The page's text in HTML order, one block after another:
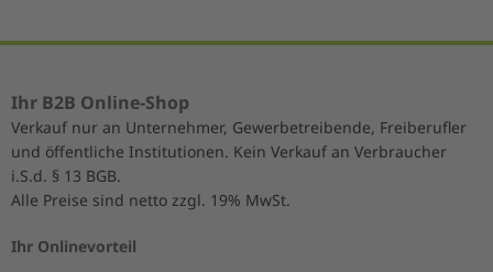
Ihr B2B Online-Shop
Verkauf nur an Unternehmer, Gewerbetreibende, Freiberufler
und öffentliche Institutionen. Kein Verkauf an Verbraucher
i.S.d. § 13 BGB.
Alle Preise sind netto zzgl. 19% MwSt.
Ihr Onlinevorteil